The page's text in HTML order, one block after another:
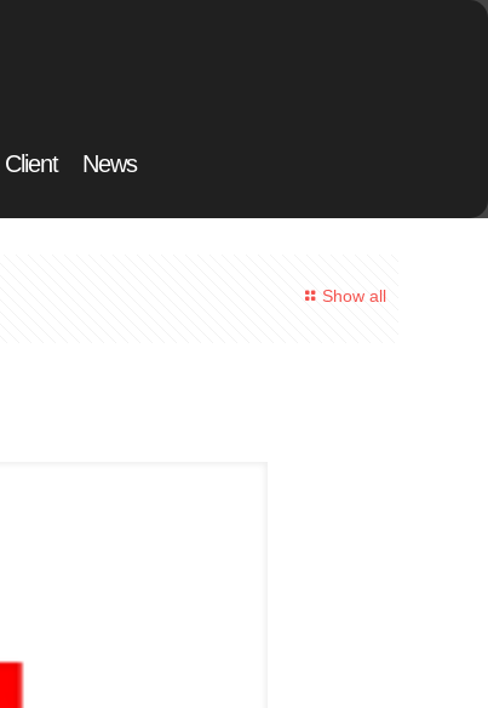
Client News
Show all